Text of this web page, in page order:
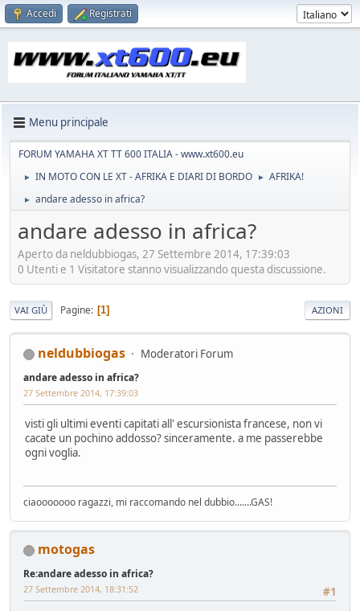
Accedi Registrati
Menu principale
FORUM YAMAHA XT TT 600 ITALIA - www.xt600.eu
► IN MOTO CON LE XT - AFRIKA E DIARI DI BORDO ► AFRIKA!
► andare adesso in africa?
andare adesso in africa?
Aperto da neldubbiogas, 27 Settembre 2014, 17:39:03
0 Utenti e 1 Visitatore stanno visualizzando questa discussione.
VAI GIÙ Pagine 1 AZIONI
neldubbiogas Moderatori Forum
andare adesso in africa?
27 Settembre 2014, 17:39:03
visti gli ultimi eventi capitati all' escursionista francese, non vi
cacate un pochino addosso? sinceramente. a me passerebbe
ogni voglia.
ciaooooooo ragazzi, mi raccomando nel dubbio.......GAS!
motogas
Re:andare adesso in africa?
#1
27 Settembre 2014, 18:31:52